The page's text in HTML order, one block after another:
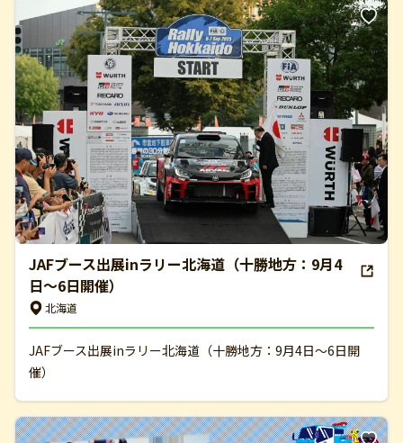
JAFブース出展inラリー北海道（十勝地方：9月4
日～6日開催）
北海道
JAFブース出展inラリー北海道（十勝地方：9月4日～6日開
催）